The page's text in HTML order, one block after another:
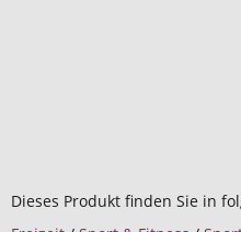
Dieses Produkt finden Sie in